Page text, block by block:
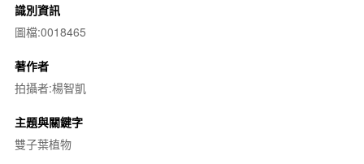
識別資訊
圖檔:0018465
著作者
拍攝者:楊智凱
主題與關鍵字
雙子葉植物